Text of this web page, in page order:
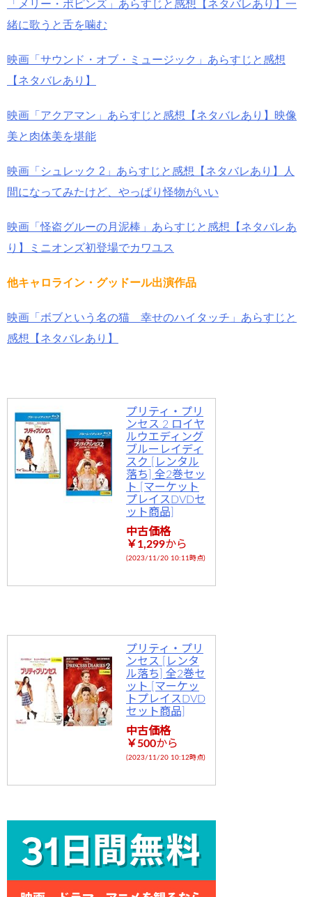
「メリー・ポピンズ」あらすじと感想【ネタバレあり】一
緒に歌うと舌を噛む
映画「サウンド・オブ・ミュージック」あらすじと感想
【ネタバレあり】
映画「アクアマン」あらすじと感想【ネタバレあり】映像
美と肉体美を堪能
映画「シュレック 2」あらすじと感想【ネタバレあり】人
間になってみたけど、やっぱり怪物がいい
映画「怪盗グルーの月泥棒」あらすじと感想【ネタバレあ
り】ミニオンズ初登場でカワユス
他キャロライン・グッドール出演作品
映画「ボブという名の猫 幸せのハイタッチ」あらすじと
感想【ネタバレあり】
プリティ・プリ
ンセス 2 ロイヤ
ルウエディング
ブルーレイディ
スク [レンタル
落ち] 全2巻セッ
ト [マーケット
プレイスDVDセ
ット商品]
中古価格
￥1,299から
(2023/11/20 10:11時点)
プリティ・プリ
ンセス [レンタ
ル落ち] 全2巻セ
ット [マーケッ
トプレイスDVD
セット商品]
中古価格
￥500から
(2023/11/20 10:12時点)